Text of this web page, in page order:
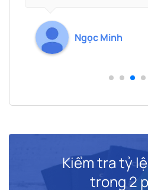
Ngọc Minh
Kiểm tra tỷ
trong 2